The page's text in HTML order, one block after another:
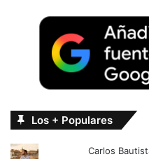
Los + Populares
Carlos